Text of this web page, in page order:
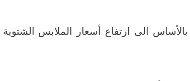
بنسبة 1,5% ويعود ذلك بالأساس الى ارتفاع أسعار الملابس الشتوية